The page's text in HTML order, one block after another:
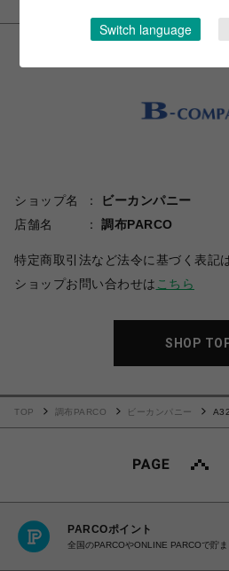
ショップ名
ビーカンパニー
店舗名
調布PARCO
特定商取引法など法令に基づく表記
ショップお問い合わせは こちら
SHOP
TOP 調布PARCO ビーカンパニー
PARCOポイント
全国のPARCOやONLINE PARCOで貯
Switch language